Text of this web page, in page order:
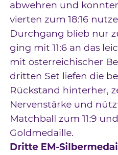
abwehren und
vierten zum 18:16
Durchgang blieb nur
ging mit 11:6 an das
mit österreichischer
dritten Set liefen die
Rückstand hinterher,
Nervenstärke und
Matchball zum 11:9
Goldmedaille.
Dritte EM-